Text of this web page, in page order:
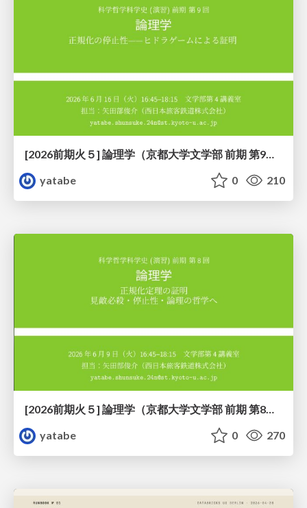
yatabe
0 210
[2026前期火５] 論理学（京都大学文学部 前期 第8回）「正規化定理の証明」
yatabe
0 270